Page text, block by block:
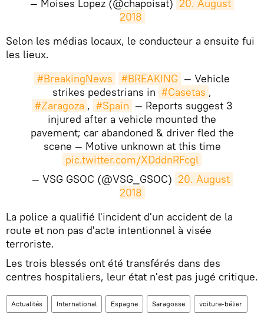
— Moises Lopez (@chapoisat) 20. August
2018
Selon les médias locaux, le conducteur a ensuite fui
les lieux.
#BreakingNews
#BREAKING — Vehicle
strikes pedestrians in #Casetas ,
#Zaragoza , #Spain — Reports suggest 3
injured after a vehicle mounted the
pavement; car abandoned & driver fled the
scene — Motive unknown at this time
pic.twitter.com/XDddnRFcgl
— VSG GSOC (@VSG_GSOC) 20. August
2018
​La police a qualifié l'incident d'un accident de la
route et non pas d'acte intentionnel à visée
terroriste.
Les trois blessés ont été transférés dans des
centres hospitaliers, leur état n'est pas jugé critique.
Actualités International Espagne Saragosse voiture-bélier